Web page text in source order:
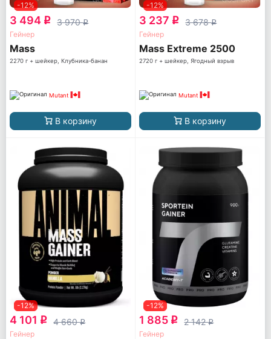
-12%
3 494 q 3 970q
Гейнер
Mass
2270 г + шейкер, Клубника-банан
Mutant
В корзину
-12%
3 237 q 3 678q
Гейнер
Mass Extreme 2500
2720 г + шейкер, Ягодный взрыв
Mutant
В корзину
-12%
4 101 q 4 660q
Гейнер
-12%
1 885 q 2 142q
Гейнер